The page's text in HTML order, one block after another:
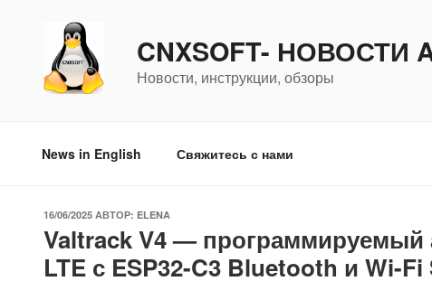
содержимому
CNXSOFT-
Новости, инструкции, обзоры
News in English Свяжитесь с нами
ОПУБЛИКОВАНО
16/06/2025 АВТОР: ELENA
Valtrack V4 — программируемый
LTE с ESP32-C3 Bluetooth и Wi-